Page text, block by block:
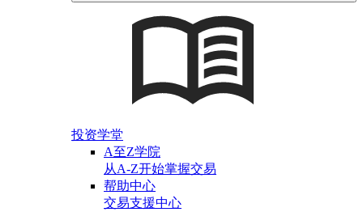
投资学堂
A至Z学院
从A-Z开始掌握交易
帮助中心
交易支援中心